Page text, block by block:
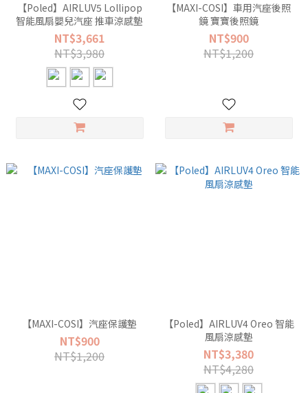
【Poled】AIRLUV5 Lollipop
智能風扇嬰兒汽座 推車涼感墊
NT$3,661
NT$3,980
【MAXI-COSI】車用汽座後照
鏡 寶寶後照鏡
NT$900
NT$1,200
【MAXI-COSI】汽座保護墊
NT$900
NT$1,200
【Poled】AIRLUV4 Oreo 智能
風扇涼感墊
NT$3,380
NT$4,280